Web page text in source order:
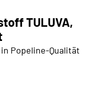
TULUVA,
Popeline-Qualität